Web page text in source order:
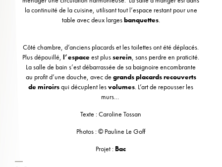
la continuité de la cuisine, utilisant tout l’espace restant pour une
table avec deux largesbanquettes.
Côté chambre, d’anciens placards et les toilettes ont été déplacés.
Plus dépouillé,l’espaceest plusserein, sans perdre en praticité.
La salle de bain s’est débarrassée de sa baignoire encombrante
au profit d’une douche, avec de grands placards recouverts
de miroirsqui décuplent lesvolumes. L’art de repousser les
murs…
Texte : Caroline Tossan
Photos : © Pauline Le Goff
Projet : Bac